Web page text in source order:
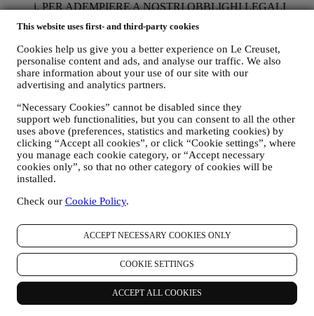
This website uses first- and third-party cookies
Cookies help us give you a better experience on Le Creuset,
personalise content and ads, and analyse our traffic. We also
share information about your use of our site with our
advertising and analytics partners.
“Necessary Cookies” cannot be disabled since they
support web functionalities, but you can consent to all the other
uses above (preferences, statistics and marketing cookies) by
clicking “Accept all cookies”, or click “Cookie settings”, where
you manage each cookie category, or “Accept necessary
cookies only”, so that no other category of cookies will be
installed.
Check our Cookie Policy.
ACCEPT NECESSARY COOKIES ONLY
COOKIE SETTINGS
ACCEPT ALL COOKIES
i. PER ADEMPIERE A NOSTRI OBBLIGHI LEGALI
per adempiere a nostri obblighi legali e ad altri obblighi
derivanti da istruzioni ricevute da parte di autorità.
ii. PER CREARE UN NUOVO ACCOUNT LE CREUSET
Utilizzeremo i vostri dati per creare un account Le Creuset
registrati per usufruire al meglio dei nostri servizi, quali, un
checkout più rapido, la possibilità di salvare più indirizzi di
spedizione, visualizzare e monitorare ordini. Tale attività di
trattamento è basata sull’adempimento contrattuale di tali
servizi.
iii. PER GESTIRE VOSTRI ORDINI E FORNIRVI
NOSTRI PRODOTTI, SERVIZI E ASSISTENZA
Utilizzeremo i vostri dati per gestire il rapporto contrattuale
con voi, i vostri acquisti di prodotti sul Sito e/o nei nostri
negozi Le Creuset, il vostro utilizzo del Sito, qualsiasi
successiva assistenza post-vendita o la vostra aderenza a
concorsi. Potremmo essere tenuti a trattare alcuni dati che vi
riguardano per nostri scopi amministrativi correlati al rapporto
contrattuale con voi, ivi compreso per fini di contabilità,
fatturazione e revisione contabile, verifica della carta di